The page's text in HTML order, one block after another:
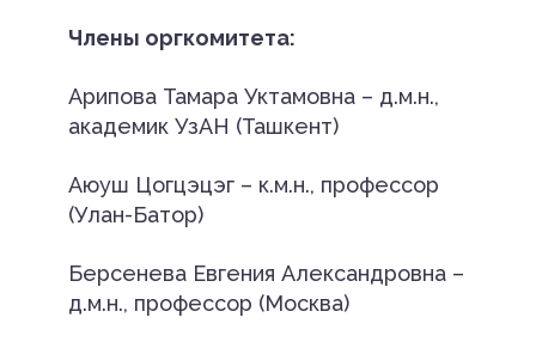
Члены оргкомитета:
Арипова Тамара Уктамовна – д.м.н.,
академик УзАН (Ташкент)
Аюуш Цогцэцэг – к.м.н., профессор
(Улан-Батор)
Берсенева Евгения Александровна –
д.м.н., профессор (Москва)